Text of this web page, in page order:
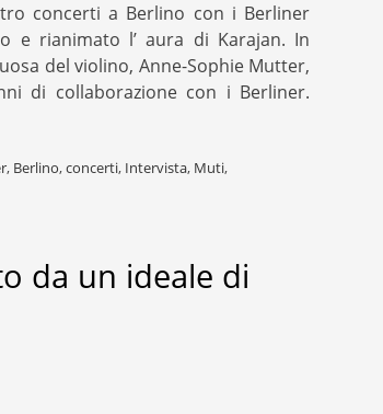
concerti a Berlino con i Berliner
e rianimato l’ aura di Karajan. In
del violino, Anne-Sophie Mutter,
di collaborazione con i Berliner.
, Berlino,concerti, Intervista, Muti,
da un ideale di